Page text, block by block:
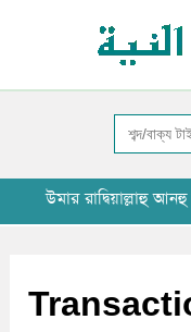
Search
for:
উমার রাদ্বিয়াল্লাহু
ই